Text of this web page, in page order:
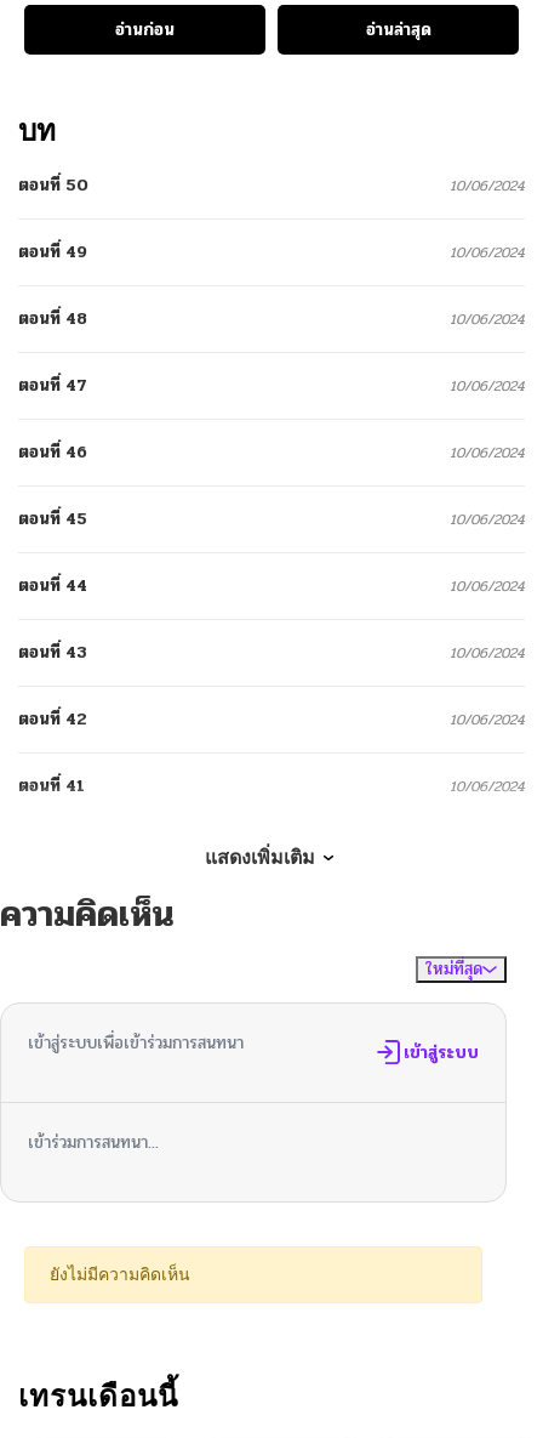
อ่านก่อน
อ่านล่าสุด
บท
ตอนที่ 50 10/06/2024
ตอนที่ 49 10/06/2024
ตอนที่ 48 10/06/2024
ตอนที่ 47 10/06/2024
ตอนที่ 46 10/06/2024
ตอนที่ 45 10/06/2024
ตอนที่ 44 10/06/2024
ตอนที่ 43 10/06/2024
ตอนที่ 42 10/06/2024
ตอนที่ 41 10/06/2024
ตอนที่ 39
10/06/2024
ตอนที่ 37 10/06/2024
10/06/2024
ตอนที่ 34 10/06/2024
ตอนที่ 32
แสดงเพิ่มเติม
ความคิดเห็น
ใหม่ที่สุด
เข้าสู่ระบบเพื่อเข้าร่วมการสนทนา เข้าสู่ระบบ
เข้าร่วมการสนทนา...
ยังไม่มีความคิดเห็น
เทรนเดือนนี้